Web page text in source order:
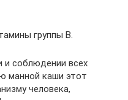
группы В.
и соблюдении всех
манной каши этот
человека,